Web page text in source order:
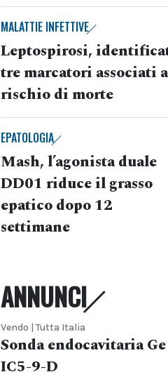
MALATTIE INFETTIVE
Leptospirosi,
tre marcatori associati
rischio di morte
EPATOLOGIA
Mash, l’agonista duale
DD01 riduce il grasso
epatico dopo 12
settimane
ANNUNCI
Vendo | Tutta Italia
Sonda endocavitaria Ge
IC5-9-D